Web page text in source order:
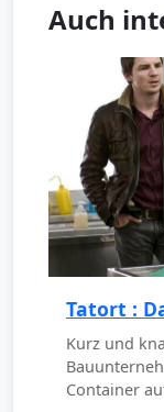
Auch
Tatort :
Kurz und
Container